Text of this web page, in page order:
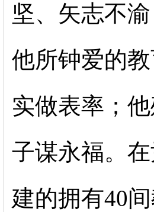
坚、矢志不
他所钟爱的
实做表率；
子谋永福。
建的拥有40